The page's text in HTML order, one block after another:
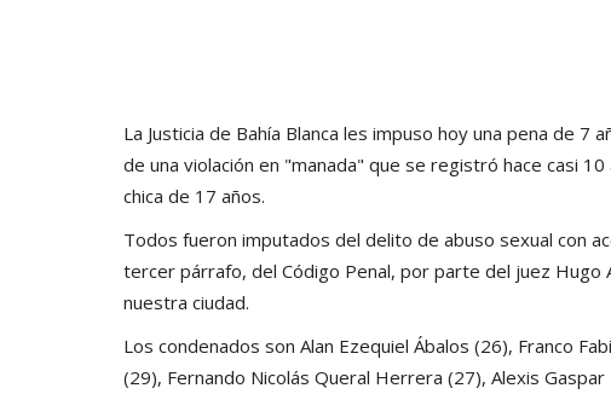
La Justicia de Bahía Blanca les impuso hoy una pena de
de una violación en "manada" que se registró hace casi 10
chica de 17 años.
Todos fueron imputados del delito de abuso sexual con
tercer párrafo, del Código Penal, por parte del juez Hugo
nuestra ciudad.
Los condenados son Alan Ezequiel Ábalos (26), Franco
(29), Fernando Nicolás Queral Herrera (27), Alexis